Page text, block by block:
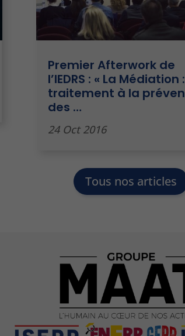
Premier Afterwork de
l’IEDRS : « La Médiation
traitement à la
des …
24 Oct 2016
Tous nos articles